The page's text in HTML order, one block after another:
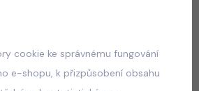
cookie ke správnému fungování
e-shopu, k přizpůsobení obsahu